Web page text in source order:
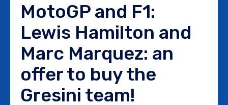
MotoGP and F1:
Lewis Hamilton and
Marc Marquez: an
offer to buy the
Gresini team!